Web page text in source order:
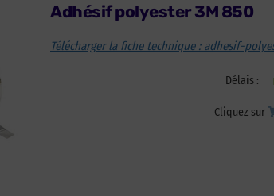
Adhésif polyester 3M 850
Télécharger la fiche technique : adhesif-
Délais :
Cliquez sur